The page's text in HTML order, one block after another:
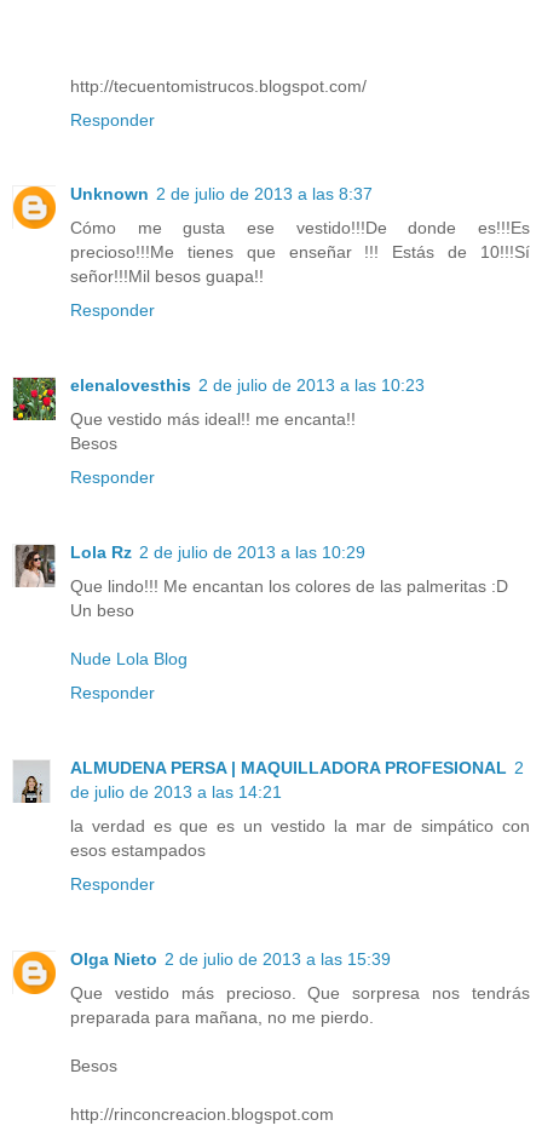
http://tecuentomistrucos.blogspot.com/
Responder
Unknown 2 de julio de 2013 a las 8:37
Cómo me gusta ese vestido!!!De donde es!!!Es
precioso!!!Me tienes que enseñar !!! Estás de 10!!!Sí
señor!!!Mil besos guapa!!
Responder
elenalovesthis 2 de julio de 2013 a las 10:23
Que vestido más ideal!! me encanta!!
Besos
Responder
Lola Rz 2 de julio de 2013 a las 10:29
Que lindo!!! Me encantan los colores de las palmeritas :D
Un beso
Nude Lola Blog
Responder
ALMUDENA PERSA | MAQUILLADORA PROFESIONAL 2
de julio de 2013 a las 14:21
la verdad es que es un vestido la mar de simpático con
esos estampados
Responder
Olga Nieto 2 de julio de 2013 a las 15:39
Que vestido más precioso. Que sorpresa nos tendrás
preparada para mañana, no me pierdo.
Besos
http://rinconcreacion.blogspot.com